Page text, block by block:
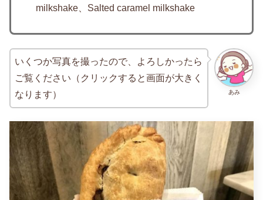
milkshake、Salted caramel milkshake
あみ
いくつか写真を撮ったので、よろしかったら
ご覧ください（クリックすると画面が大きく
なります）